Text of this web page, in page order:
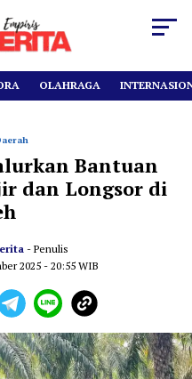
OLAHRAGA
Bantuan
dan Longsor di
- Penulis
2025 - 20:55 WIB